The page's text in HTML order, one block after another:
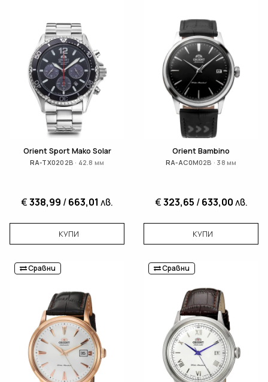
Orient Sport Mako Solar
RA-TX0202B · 42.8 мм
€338,99 /663,01 лв.
КУПИ
Orient Bambino
RA-AC0M02B · 38 мм
€323,65 /633,00лв.
КУПИ
Сравни Сравни